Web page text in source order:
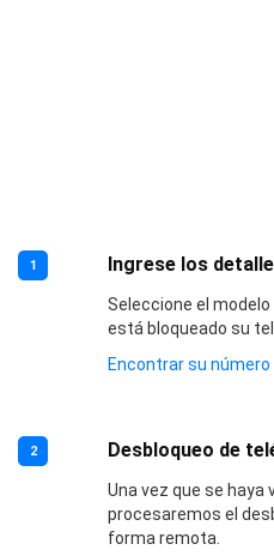
1 Ingrese los
Seleccione el
está bloqueado su
Encontrar su número
2 Desbloqueo de
Una vez que se haya
procesaremos el
forma remota.